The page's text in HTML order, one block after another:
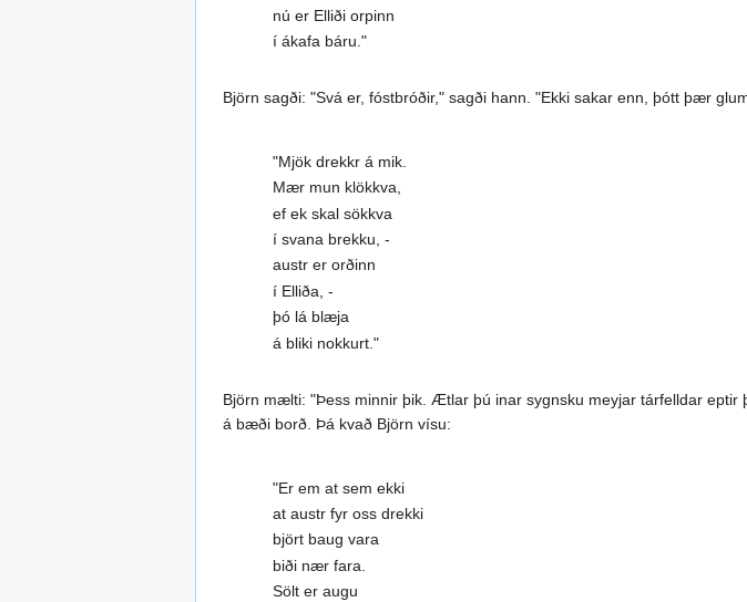
nú er Elliði orpinn
í ákafa báru."
Björn sagði: "Svá er, fóstbróðir," sagði hann. "Ekki sakar enn, þótt þær
"Mjök drekkr á mik.
Mær mun klökkva,
ef ek skal sökkva
í svana brekku, -
austr er orðinn
í Elliða, -
þó lá blæja
á bliki nokkurt."
Björn mælti: "Þess minnir þik. Ætlar þú inar sygnsku meyjar tárfelldar
á bæði borð. Þá kvað Björn vísu:
"Er em at sem ekki
at austr fyr oss drekki
björt baug vara
biði nær fara.
Sölt er augu